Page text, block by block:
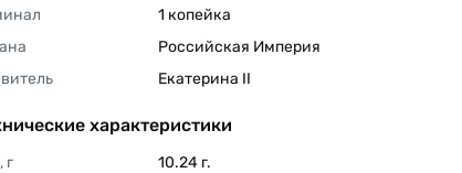
1 копейка
Российская Империя
Екатерина II
характеристики
г
10.24 г.